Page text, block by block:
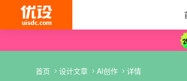
首页 设计文章 AI创作 详情